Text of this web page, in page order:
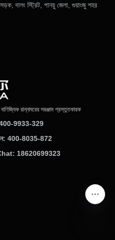
দালং স্ট্রিট, পানয়ু জেলা, গুয়াংজু শহর
বাণিজ্যিক রান্নাঘরের সরঞ্জাম প্রস্তুতকারক
400-9933-329
400-8035-872
18620699323